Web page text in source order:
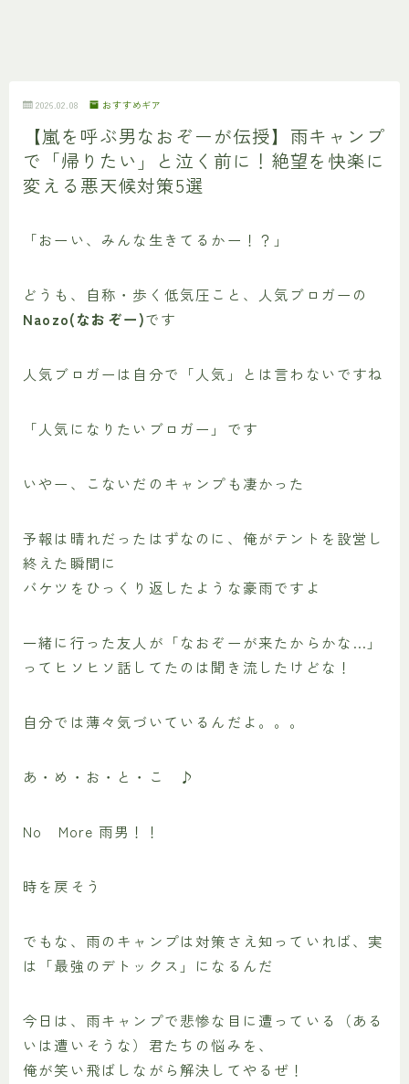
2026.02.08 おすすめギア
【嵐を呼ぶ男なおぞーが伝授】雨キャンプ
で「帰りたい」と泣く前に！絶望を快楽に
変える悪天候対策5選
「おーい、みんな生きてるかー！？」
どうも、自称・歩く低気圧こと、人気ブロガーの
Naozo(なおぞー)です
人気ブロガーは自分で「人気」とは言わないですね
「人気になりたいブロガー」です
いやー、こないだのキャンプも凄かった
予報は晴れだったはずなのに、俺がテントを設営し
終えた瞬間に
バケツをひっくり返したような豪雨ですよ
一緒に行った友人が「なおぞーが来たからかな…」
ってヒソヒソ話してたのは聞き流したけどな！
自分では薄々気づいているんだよ。。。
あ・め・お・と・こ ♪
No More 雨男！！
時を戻そう
でもな、雨のキャンプは対策さえ知っていれば、実
は「最強のデトックス」になるんだ
今日は、雨キャンプで悲惨な目に遭っている（ある
いは遭いそうな）君たちの悩みを、
俺が笑い飛ばしながら解決してやるぜ！